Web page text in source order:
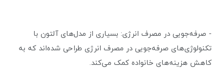
- صرفه‌جویی در مصرف انرژی: بسیاری از مدل‌های آلتون با
تکنولوژی‌های صرفه‌جویی در مصرف انرژی طراحی شده‌اند که به
کاهش هزینه‌های خانواده کمک می‌کند.